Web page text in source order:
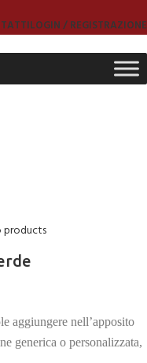
LOGIN / REGISTRAZIONE
products
aggiungere nell’apposito
generica o personalizzata,